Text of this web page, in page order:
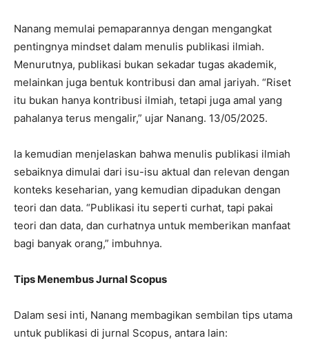
Nanang memulai pemaparannya dengan mengangkat
pentingnya mindset dalam menulis publikasi ilmiah.
Menurutnya, publikasi bukan sekadar tugas akademik,
melainkan juga bentuk kontribusi dan amal jariyah. “Riset
itu bukan hanya kontribusi ilmiah, tetapi juga amal yang
pahalanya terus mengalir,” ujar Nanang. 13/05/2025.
Ia kemudian menjelaskan bahwa menulis publikasi ilmiah
sebaiknya dimulai dari isu-isu aktual dan relevan dengan
konteks keseharian, yang kemudian dipadukan dengan
teori dan data. “Publikasi itu seperti curhat, tapi pakai
teori dan data, dan curhatnya untuk memberikan manfaat
bagi banyak orang,” imbuhnya.
Tips Menembus Jurnal Scopus
Dalam sesi inti, Nanang membagikan sembilan tips utama
untuk publikasi di jurnal Scopus, antara lain: